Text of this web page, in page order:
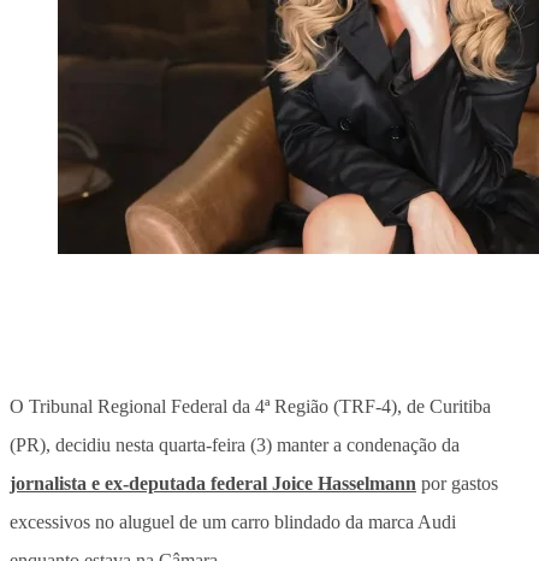
O Tribunal Regional Federal da 4ª Região (TRF-4), de Curitiba
(PR), decidiu nesta quarta-feira (3) manter a condenação da
jornalista e ex-deputada federal Joice Hasselmann por gastos
excessivos no aluguel de um carro blindado da marca Audi